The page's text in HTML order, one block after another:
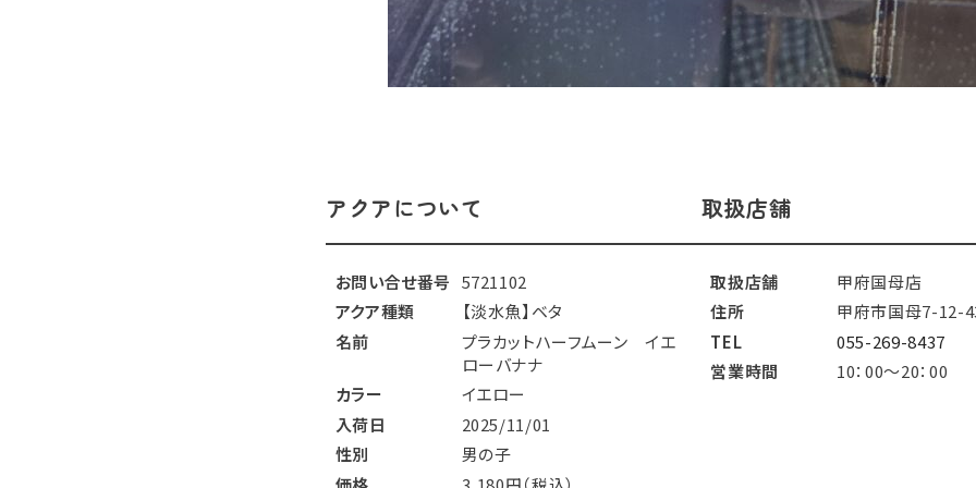
アクアについて
お問い合せ番号 5721102
アクア種類
【淡水魚】ベタ
名前
プラカットハーフムーン イエ
ローバナナ
カラー
イエロー
入荷日
2025/11/01
性別
男の子
取扱店舗
取扱店舗
甲府国母店
住所
甲府市国母7-12-
TEL
055-269-8437
営業時間
10：00～20：00